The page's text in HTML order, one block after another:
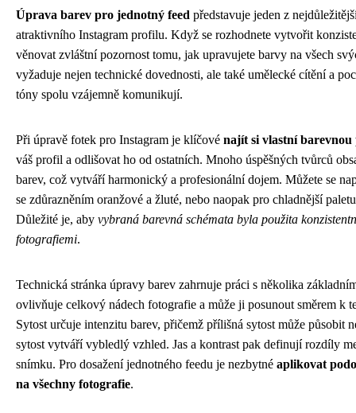
Úprava barev pro jednotný feed představuje jeden z
atraktivního Instagram profilu. Když se rozhodnete vytvořit
věnovat zvláštní pozornost tomu, jak upravujete barvy na všech
vyžaduje nejen technické dovednosti, ale také umělecké cítění a
tóny spolu vzájemně komunikují.
Při úpravě fotek pro Instagram je klíčové najít si vlastní barevnou
váš profil a odlišovat ho od ostatních. Mnoho úspěšných tvůrců
barev, což vytváří harmonický a profesionální dojem. Můžete se
se zdůrazněním oranžové a žluté, nebo naopak pro chladnější
Důležité je, aby vybraná barevná schémata byla použita
fotografiemi.
Technická stránka úpravy barev zahrnuje práci s několika
ovlivňuje celkový nádech fotografie a může ji posunout směrem k
Sytost určuje intenzitu barev, přičemž přílišná sytost může působit
sytost vytváří vybledlý vzhled. Jas a kontrast pak definují rozdíly
snímku. Pro dosažení jednotného feedu je nezbytné aplikovat
na všechny fotografie.